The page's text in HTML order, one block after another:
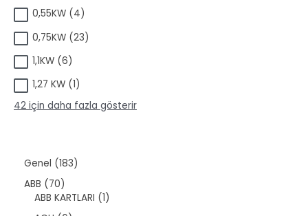
ü
n
0,55KW 44
r
0,75KW 232
n
1,1KW 66
r
ü
1,27 KW 11
r
42 için daha fazla gösterir
Genel 1831
ü
ABB 707
0
ü
ABB KARTLARI 11